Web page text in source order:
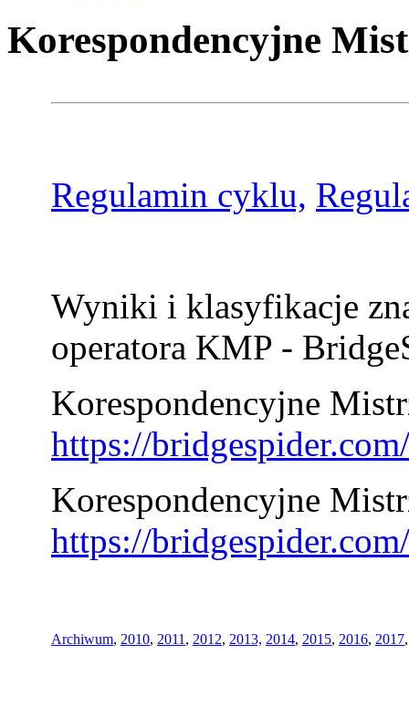
Korespondencyjne
Regulamin cyklu,
Wyniki i klasyfikacje
operatora KMP -
Korespondencyjne
https://
Korespondencyjne
https://
Archiwum, 2010, 2011 , 2012, 2013, 2014, 2015, 2016, 2017